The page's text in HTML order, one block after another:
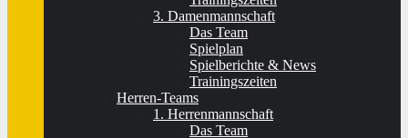
3. Damenmannschaft
Das Team
Spielplan
Spielberichte & News
Trainingszeiten
Herren-Teams
1. Herrenmannschaft
Das Team